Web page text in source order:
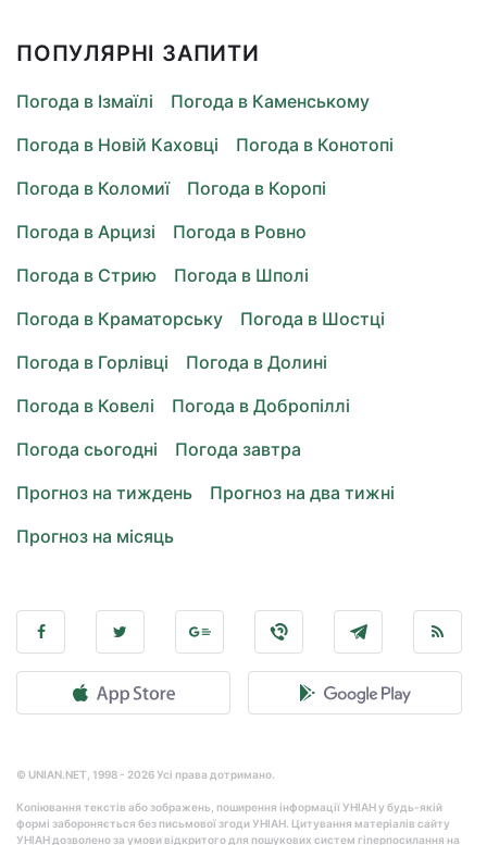
ПОПУЛЯРНІ ЗАПИТИ
Погода в Ізмаїлі
Погода в Каменському
Погода в Новій Каховці
Погода в Конотопі
Погода в Коломиї
Погода в Коропі
Погода в Арцизі
Погода в Ровно
Погода в Стрию
Погода в Шполі
Погода в Краматорську
Погода в Шостці
Погода в Горлівці
Погода в Долині
Погода в Ковелі
Погода в Добропіллі
Погода сьогодні
Погода завтра
Прогноз на тиждень
Прогноз на два тижні
Прогноз на місяць
© UNIAN.NET, 1998 - 2026 Усі права дотримано.
Копіювання текстів або зображень, поширення інформації УНІАН у будь-якій
формі забороняється без письмової згоди УНІАН. Цитування матеріалів сайту
УНІАН дозволено за умови відкритого для пошукових систем гіперпосилання на